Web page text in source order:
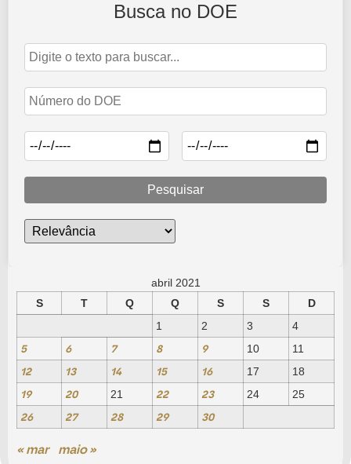
Edição de n°2523 de 30 de abril de 2021
30 de abril de 2021
Abrir Edição
Busca no DOE
Pesquisar
abril 2021
S
T Q Q S S
D
1
2 3 4
5 6 7 8 9 10 11
12 13 14 15 16 17 18
19 20 21 22 23 24 25
26 27 28 29 30
« mar maio »